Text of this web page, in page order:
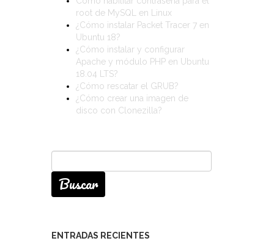
root de MySQL en Linux
¿Cómo instalar Packet Tracer 7 en
Ubuntu 18?
¿Cómo instalar y configurar
Apache y módulo PHP en Ubuntu
18.04 LTS?
¿Cómo rescatar el GRUB?
¿Cómo crear una imagen de
disco con Clonezilla?
ENTRADAS RECIENTES